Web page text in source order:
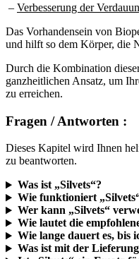
– Verbesserung der
Das Vorhandensein von
und hilft so dem Körper, die
Durch die Kombination
ganzheitlichen Ansatz, um
zu erreichen.
Fragen / Antworten :
Dieses Kapitel wird Ihnen
zu beantworten.
Was ist „Silvets“?
Wie funktioniert
Wer kann „Silvets“
Wie lautet die
Wie lange dauert es, bis
Was ist mit der